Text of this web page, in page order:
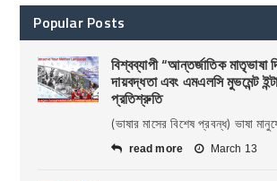
Popular Posts
বিশ্বব্যাপী “আন্তর্জাতিক মাতৃভাষা
দায়বদ্ধতা এবং এমএলসি মুভমেন্ট
প্রতিশ্রুতি
(ভাষার মাসের বিশেষ প্রবন্ধ) ভাষা
read more March 13